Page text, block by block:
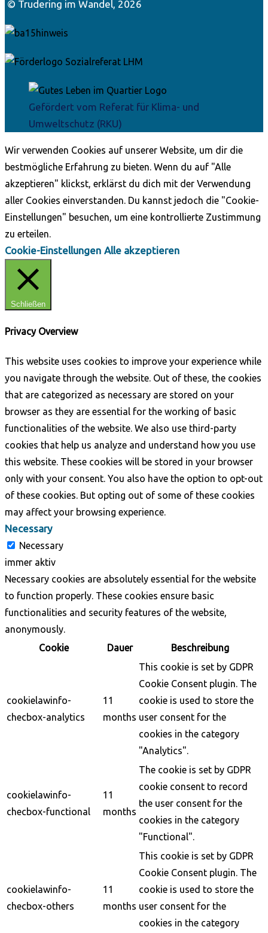
© Trudering im Wandel, 2026
Gefördert vom Referat für Klima- und
Umweltschutz (RKU)
Wir verwenden Cookies auf unserer Website, um dir die
bestmögliche Erfahrung zu bieten. Wenn du auf "Alle
akzeptieren" klickst, erklärst du dich mit der Verwendung
aller Cookies einverstanden. Du kannst jedoch die "Cookie-
Einstellungen" besuchen, um eine kontrollierte Zustimmung
zu erteilen.
Cookie-Einstellungen Alle akzeptieren
Schließen
Privacy Overview
This website uses cookies to improve your experience while
you navigate through the website. Out of these, the cookies
that are categorized as necessary are stored on your
browser as they are essential for the working of basic
functionalities of the website. We also use third-party
cookies that help us analyze and understand how you use
this website. These cookies will be stored in your browser
only with your consent. You also have the option to opt-out
of these cookies. But opting out of some of these cookies
may affect your browsing experience.
Necessary
Necessary
immer aktiv
Necessary cookies are absolutely essential for the website
to function properly. These cookies ensure basic
functionalities and security features of the website,
anonymously.
Cookie
Dauer Beschreibung
cookielawinfo-
checbox-analytics
11
months
This cookie is set by GDPR
Cookie Consent plugin. The
cookie is used to store the
user consent for the
cookies in the category
"Analytics".
cookielawinfo-
checbox-functional
11
months
The cookie is set by GDPR
cookie consent to record
the user consent for the
cookies in the category
"Functional".
cookielawinfo-
checbox-others
11
months
This cookie is set by GDPR
Cookie Consent plugin. The
cookie is used to store the
user consent for the
cookies in the category